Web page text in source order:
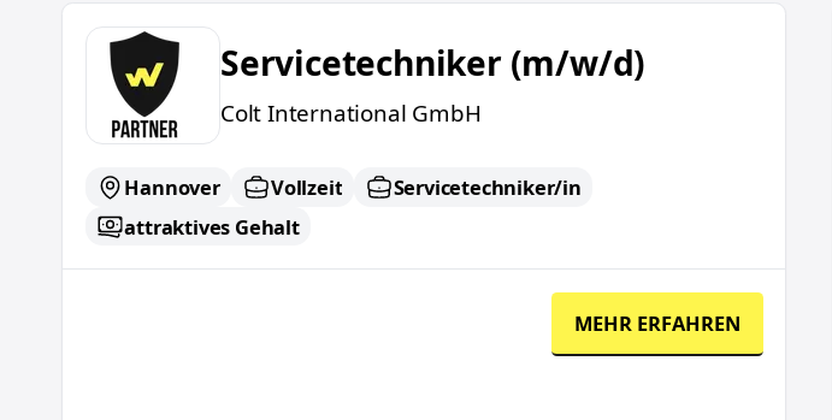
Servicetechniker (m/w/d)
Servicetechniker (m/w/d)
Colt International GmbH
Hannover Vollzeit
Servicetechniker/in
attraktives Gehalt
MEHR ERFAHREN